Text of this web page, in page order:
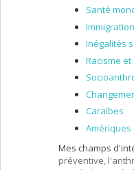
Santé
Immigration
Inégalités
Racisme
Caraïbes
Amériques
Mes champs
préventive,